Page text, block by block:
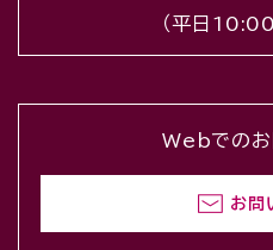
（平日
Webでのお
お問